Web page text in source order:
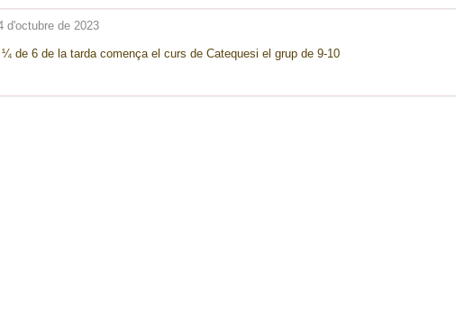
d'octubre de 2023
de 6 de la tarda comença el curs de Catequesi el grup de 9-10